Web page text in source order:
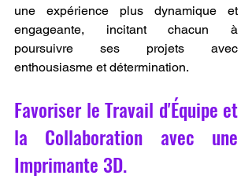
une expérience plus dynamique et
engageante, incitant chacun à
poursuivre ses projets avec
enthousiasme et détermination.
Favoriser le Travail d'Équipe et
la Collaboration avec une
Imprimante 3D.